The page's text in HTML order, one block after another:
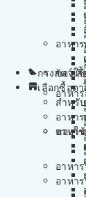
อาหา
อาหา
อาหา
อาหา
อาหา
อาหา
ของใ
ของใ
กรงสัตว์เ
เลือกซื้อต
สำหรั